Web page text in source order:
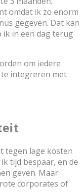
omdat ik zo enorm
gegeven. Dat kan
ik in een dag terug
om iedere
te integreren met
tegen lage kosten
tijd bespaar, en de
geven. Maar
corporates of